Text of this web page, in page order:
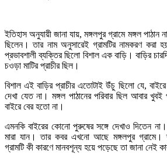
ইতিহাস অনুযায়ী জানা যায়, মঙ্গলপুর গ্রামে মঙ্গল
ছিলেন। তার নাম অনুসারেই গ্রামটির নামকরণ
প্রভাবশালী ব্যক্তির ছিলো বিশাল এক বাড়ি। বাড়ির
চওড়া মাটির প্রাচীর ছিল।
বিশাল এই বাড়ির প্রাচীর এতোটাই উঁচু ছিলো যে,
দেখা যেত না। মঙ্গল পাঠানের পরিবার ছিল আবার খুবই
বাইরে বের হতো না।
এমনকি বাইরের কোনো পুরুষের সঙ্গে দেখাও দিতেন
মারা যান। তার কবর এখনো আছে মঙ্গলপুর
গ্রামটি কী কারণে মানবশূন্য হয়ে পড়েছে তা জানা নেই